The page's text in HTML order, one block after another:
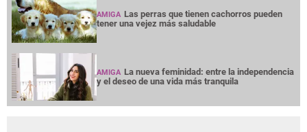
AMIGA Las perras que tienen cachorros pueden
tener una vejez más saludable
AMIGA La nueva feminidad: entre la independencia
y el deseo de una vida más tranquila